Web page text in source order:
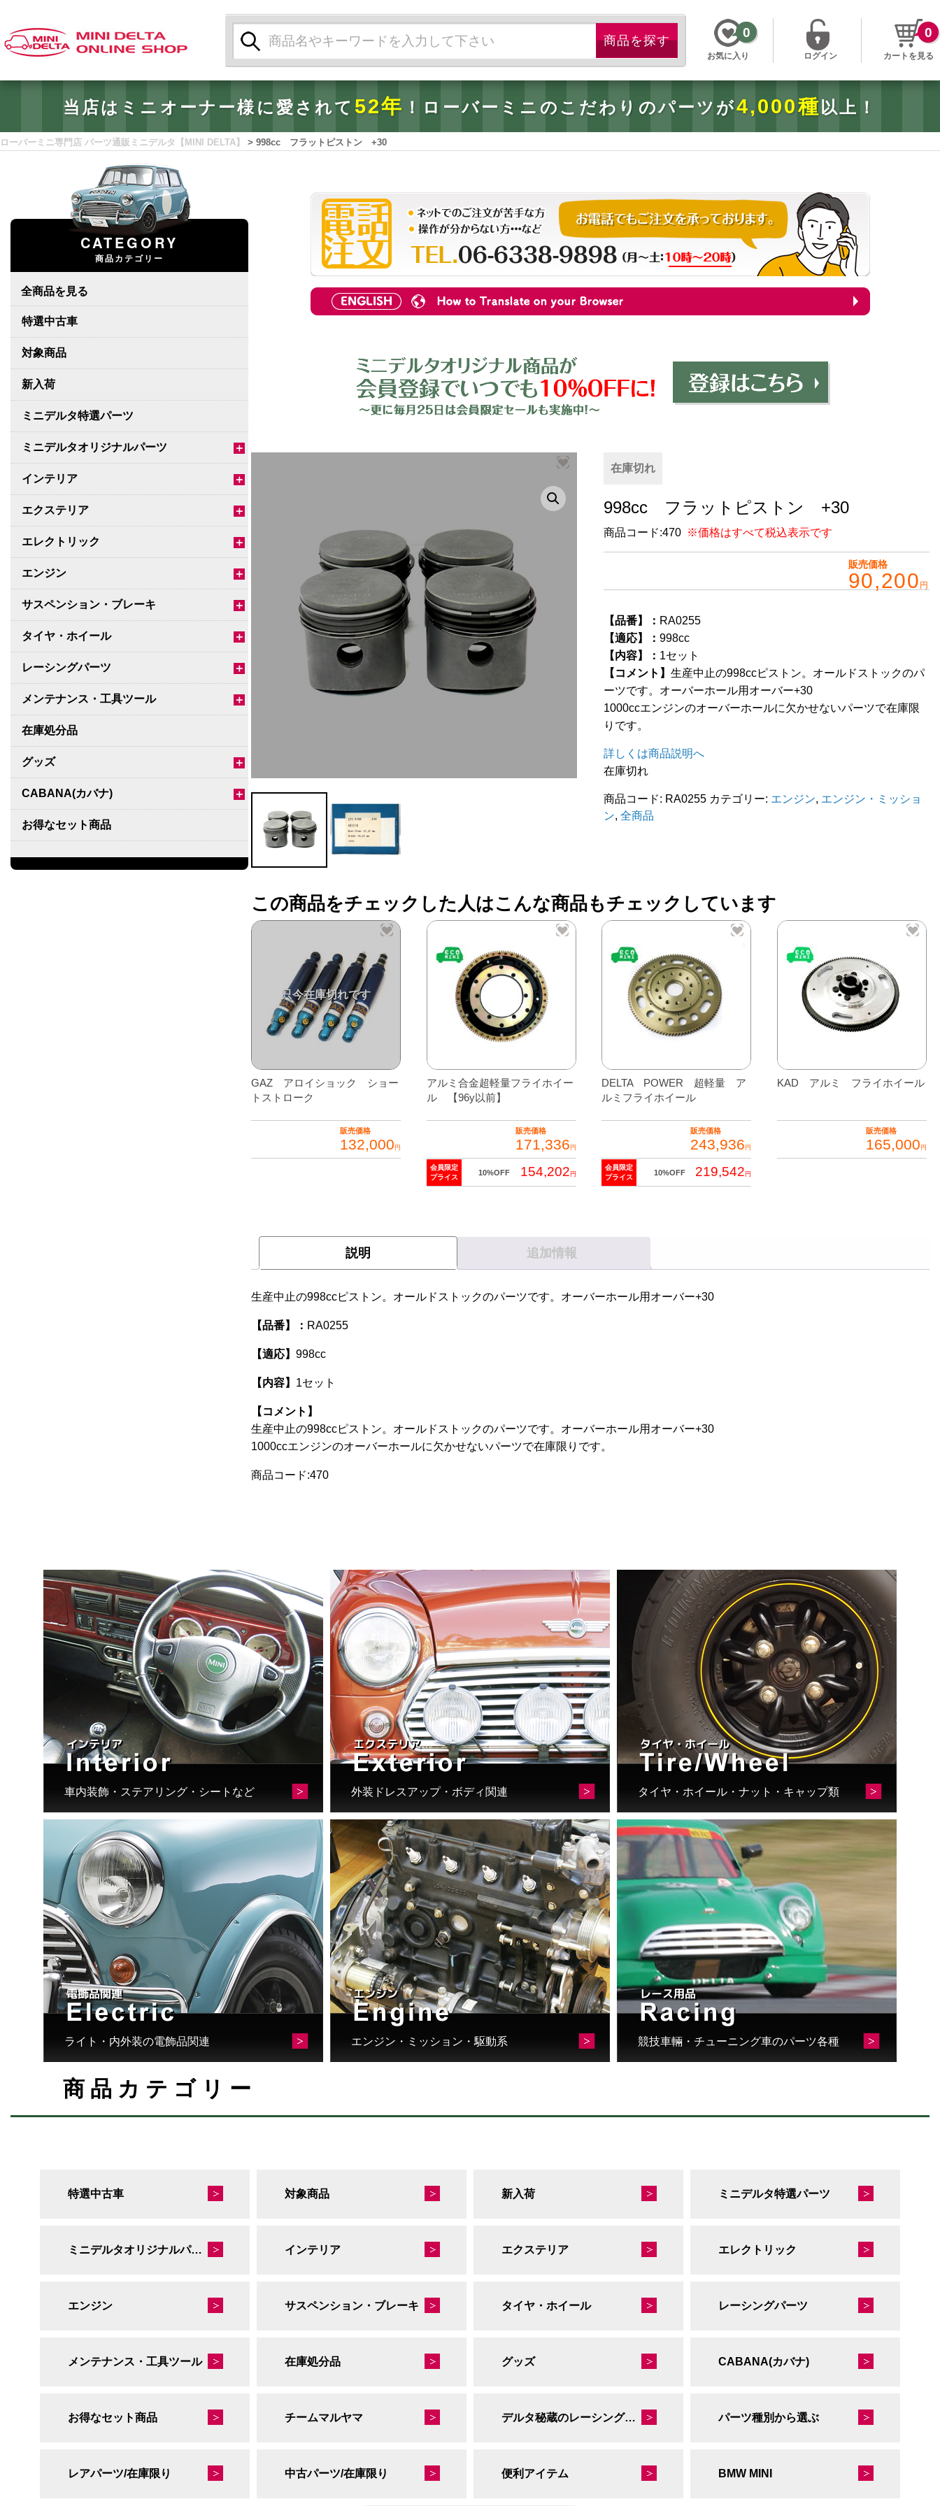
索:
お気に入り
0
ログイン カートを見る
0
当店はミニオーナー様に愛されて52年 ！ローバーミニのこだわりのパーツが4,000種 以上！
ローバーミニ専門店 パーツ通販ミニデルタ【MINI DELTA】 > 998cc フラットピストン +30
CATEGORY
商品カテゴリー
全商品を見る
特選中古車
対象商品
新入荷
ミニデルタ特選パーツ
＋
ミニデルタオリジナルパーツ
＋
インテリア
＋
エクステリア
＋
エレクトリック
＋
エンジン
＋
サスペンション・ブレーキ
＋
タイヤ・ホイール
＋
レーシングパーツ
＋
メンテナンス・工具ツール
在庫処分品
＋
グッズ
＋
CABANA(カバナ)
お得なセット商品
チームマルヤマ
在庫切れ
998cc フラットピストン +30
商品コード:470 ※価格はすべて税込表示です
販売価格
90,200 円
【品番】： RA0255
【適応】：998cc
【内容】： 1セット
【コメント】生産中止の998ccピストン。オールドストックのパ
ーツです。オーバーホール用オーバー+30
1000ccエンジンのオーバーホールに欠かせないパーツで在庫限
りです。
詳しくは商品説明へ
在庫切れ
商品コード: RA0255 カテゴリー: エンジン, エンジン・ミッショ
ン,全商品
この商品をチェックした人はこんな商品もチェックしています
GAZ アロイショック ショー
トストローク
販売価格
132,000 円
アルミ合金超軽量フライホイー
ル 【96y以前】
販売価格
171,336 円
会員限定
プライス
10%OFF 154,202 円
DELTA POWER 超軽量 ア
ルミフライホイール
販売価格
243,936 円
会員限定
プライス
10%OFF 219,542 円
KAD アルミ フライホイール
販売価格
165,000 円
説明 追加情報
生産中止の998ccピストン。オールドストックのパーツです。オーバーホール用オーバー+30
【品番】： RA0255
【適応】 998cc
【内容】 1セット
【コメント】
生産中止の998ccピストン。オールドストックのパーツです。オーバーホール用オーバー+30
1000ccエンジンのオーバーホールに欠かせないパーツで在庫限りです。
商品コード:470
車内装飾・ステアリング・シートなど 外装ドレスアップ・ボディ関連 タイヤ・ホイール・ナット・キャップ類
ライト・内外装の電飾品関連 エンジン・ミッション・駆動系 競技車輛・チューニング車のパーツ各種
商品カテゴリー
特選中古車 対象商品 新入荷 ミニデルタ特選パーツ
ミニデルタオリジナルパーツ インテリア エクステリア エレクトリック
エンジン サスペンション・ブレーキ タイヤ・ホイール レーシングパーツ
メンテナンス・工具ツール 在庫処分品 グッズ CABANA(カバナ)
お得なセット商品 チームマルヤマ デルタ秘蔵のレーシングコレクション パーツ種別から選ぶ
レアパーツ/在庫限り 中古パーツ/在庫限り 便利アイテム BMW MINI